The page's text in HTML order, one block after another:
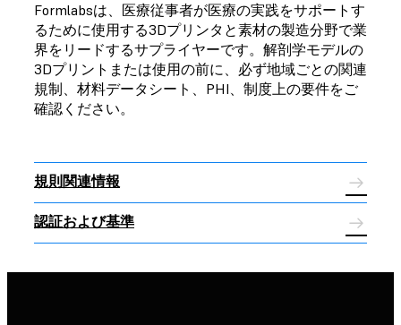
Formlabsは、医療従事者が医療の実践をサポートす
るために使用する3Dプリンタと素材の製造分野で業
界をリードするサプライヤーです。解剖学モデルの
3Dプリントまたは使用の前に、必ず地域ごとの関連
規制、材料データシート、PHI、制度上の要件をご
確認ください。
規則関連情報
認証および基準